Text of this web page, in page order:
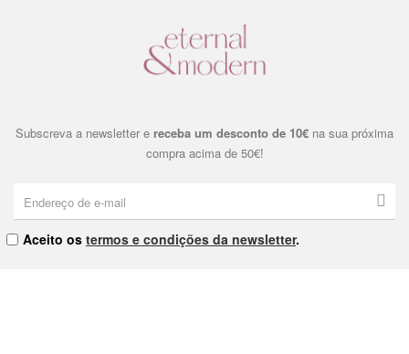
Subscreva a newsletter e receba um desconto de 10€ na sua próxima
compra acima de 50€!
Aceito os termos e condições da newsletter.